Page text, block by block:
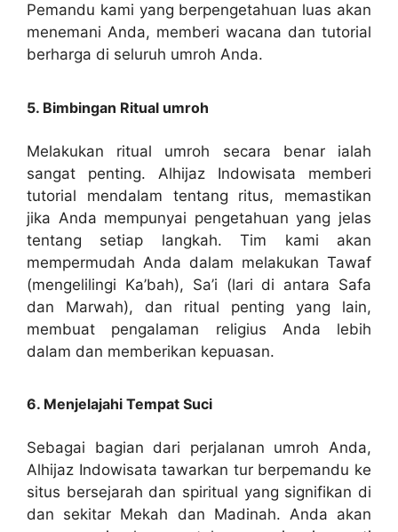
Pemandu kami yang berpengetahuan luas akan
menemani Anda, memberi wacana dan tutorial
berharga di seluruh umroh Anda.
5. Bimbingan Ritual umroh
Melakukan ritual umroh secara benar ialah
sangat penting. Alhijaz Indowisata memberi
tutorial mendalam tentang ritus, memastikan
jika Anda mempunyai pengetahuan yang jelas
tentang setiap langkah. Tim kami akan
mempermudah Anda dalam melakukan Tawaf
(mengelilingi Ka’bah), Sa’i (lari di antara Safa
dan Marwah), dan ritual penting yang lain,
membuat pengalaman religius Anda lebih
dalam dan memberikan kepuasan.
6. Menjelajahi Tempat Suci
Sebagai bagian dari perjalanan umroh Anda,
Alhijaz Indowisata tawarkan tur berpemandu ke
situs bersejarah dan spiritual yang signifikan di
dan sekitar Mekah dan Madinah. Anda akan